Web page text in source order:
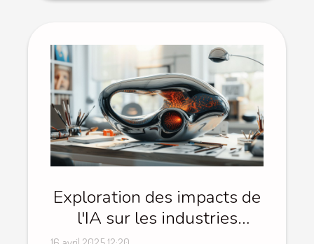
Exploration des impacts de
l'IA sur les industries
créatives